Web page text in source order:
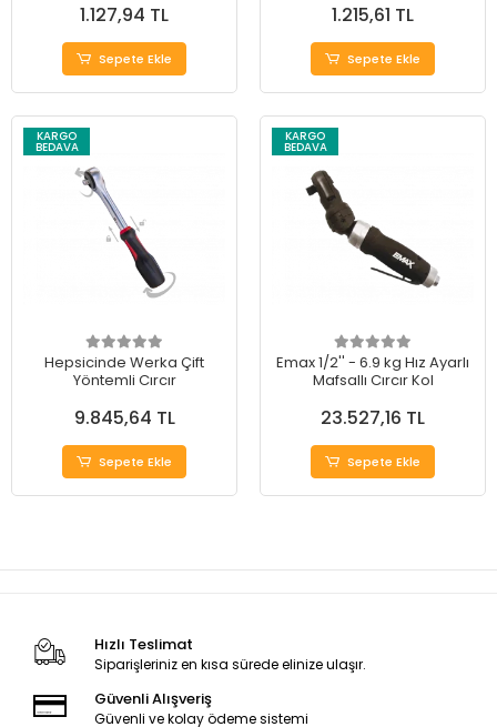
1.127,94 TL
Sepete Ekle
1.215,61 TL
Sepete Ekle
KARGO
BEDAVA
Hepsicinde Werka Çift
Yöntemli Cırcır
9.845,64 TL
Sepete Ekle
KARGO
BEDAVA
Emax 1/2'' - 6.9 kg Hız Ayarlı
Mafsallı Cırcır Kol
23.527,16 TL
Sepete Ekle
Hızlı Teslimat
Siparişleriniz en kısa sürede elinize ulaşır.
Güvenli Alışveriş
Güvenli ve kolay ödeme sistemi